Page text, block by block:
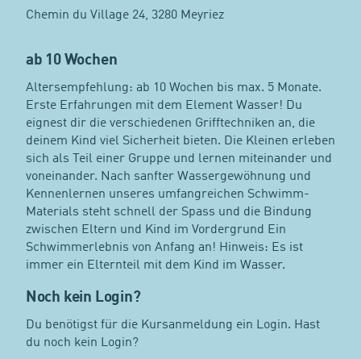
Chemin du Village 24, 3280 Meyriez
ab 10 Wochen
Altersempfehlung: ab 10 Wochen bis max. 5 Monate.
Erste Erfahrungen mit dem Element Wasser! Du
eignest dir die verschiedenen Grifftechniken an, die
deinem Kind viel Sicherheit bieten. Die Kleinen erleben
sich als Teil einer Gruppe und lernen miteinander und
voneinander. Nach sanfter Wassergewöhnung und
Kennenlernen unseres umfangreichen Schwimm-
Materials steht schnell der Spass und die Bindung
zwischen Eltern und Kind im Vordergrund Ein
Schwimmerlebnis von Anfang an! Hinweis: Es ist
immer ein Elternteil mit dem Kind im Wasser.
Noch kein Login?
Du benötigst für die Kursanmeldung ein Login. Hast
du noch kein Login?